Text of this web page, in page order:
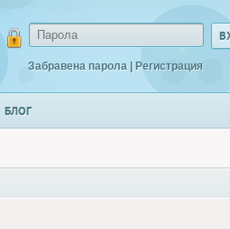
Забравена парола | Регистрация
БЛОГ